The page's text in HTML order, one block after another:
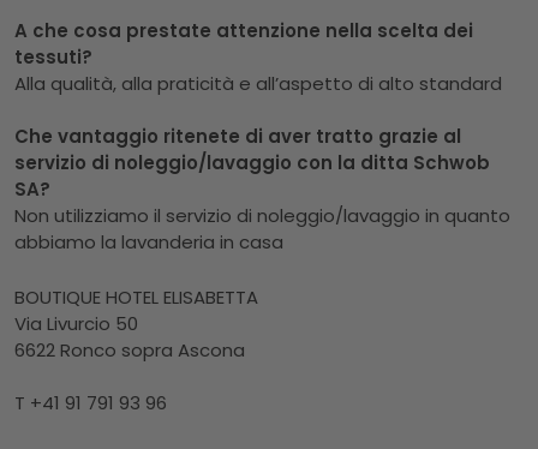
A che cosa prestate attenzione nella scelta dei
tessuti?
Alla qualità, alla praticità e all’aspetto di alto standard
Che vantaggio ritenete di aver tratto grazie al
servizio di noleggio/lavaggio con la ditta Schwob
SA?
Non utilizziamo il servizio di noleggio/lavaggio in quanto
abbiamo la lavanderia in casa
BOUTIQUE HOTEL ELISABETTA
Via Livurcio 50
6622 Ronco sopra Ascona
T +41 91 791 93 96